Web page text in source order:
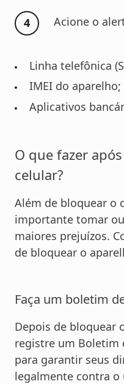
Acione o
Linha telefônica
IMEI do aparelho;
Aplicativos
O que fazer
celular?
Além de bloquear o
importante tomar
maiores prejuízos.
de bloquear o
Faça um boletim
Depois de bloquear
registre um Boletim
para garantir seus
legalmente contra o